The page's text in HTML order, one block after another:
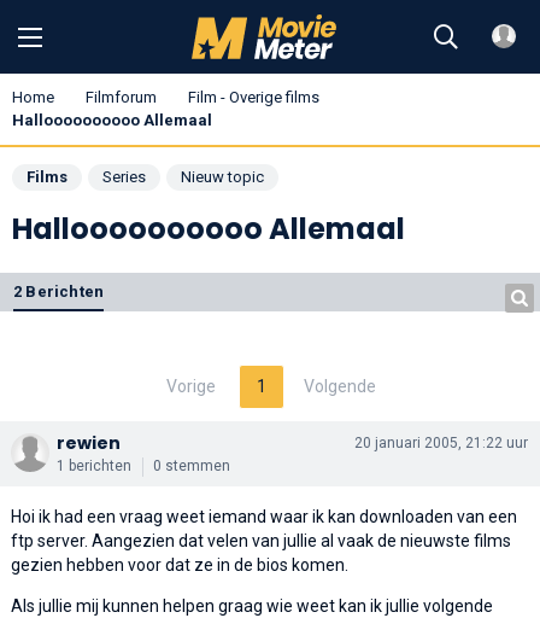
Home Filmforum
Film - Overige films
Halloooooooooo Allemaal
Films Series Nieuw topic
Halloooooooooo Allemaal
2 Berichten
Vorige 1 Volgende
rewien
1 berichten 0 stemmen
20 januari 2005, 21:22 uur
Hoi ik had een vraag weet iemand waar ik kan downloaden van een
ftp server. Aangezien dat velen van jullie al vaak de nieuwste films
gezien hebben voor dat ze in de bios komen.
Als jullie mij kunnen helpen graag wie weet kan ik jullie volgende